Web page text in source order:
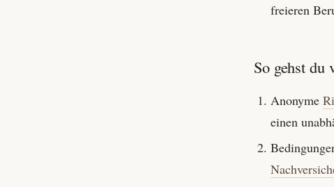
freieren
So gehst du
Anonyme
einen